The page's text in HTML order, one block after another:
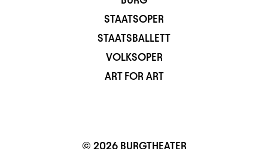
STAATSOPER
STAATSBALLETT
VOLKSOPER
ART FOR ART
© 2026 BURGTHEATER